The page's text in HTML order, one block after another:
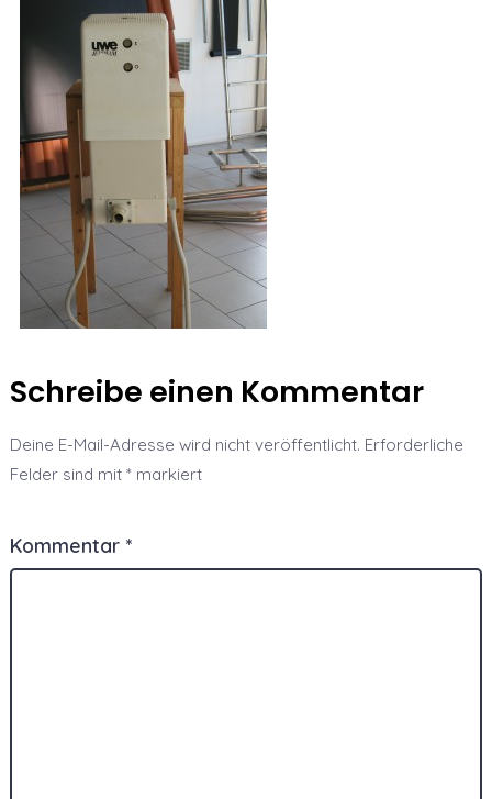
Schreibe einen Kommentar
Deine E-Mail-Adresse wird nicht veröffentlicht. Erforderliche
Felder sind mit* markiert
Kommentar *